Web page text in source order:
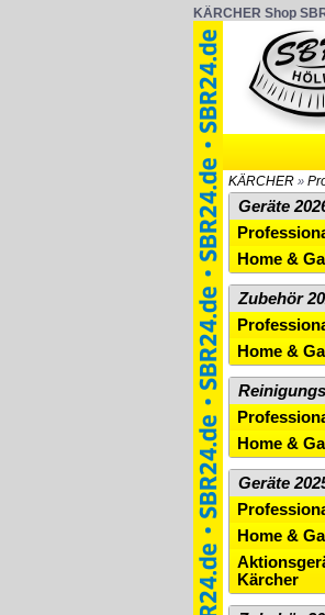
KÄRCHER Shop
KÄRCHER »
Geräte
Home &
Zubehör
Home &
Home &
Geräte
Home &
Kärcher